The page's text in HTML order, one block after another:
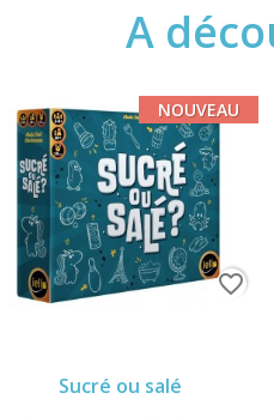
A
Sucré ou salé
NOUVEAU
favorite_border